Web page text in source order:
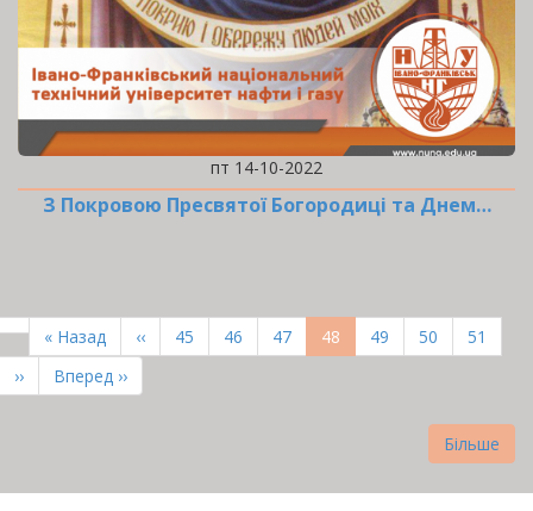
пт 14-10-2022
З Покровою Пресвятої Богородиці та Днем…
НА
СТОРІНКИ
Перша
сторінка
« Назад
Попередня
сторінка
‹‹ Page
45 Page
46 Page
47
Поточна
сторінка
48 Page
49 Page
50 Page
51
Наступна
сторінка
››
Остання
сторінка
Вперед ››
Більше